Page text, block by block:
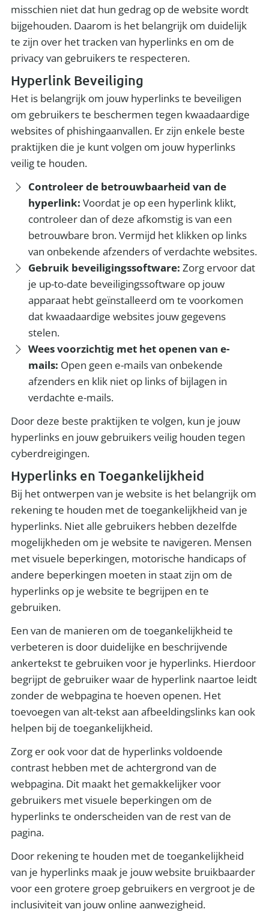
misschien niet dat hun gedrag op de website wordt
bijgehouden. Daarom is het belangrijk om duidelijk
te zijn over het tracken van hyperlinks en om de
privacy van gebruikers te respecteren.
Hyperlink Beveiliging
Het is belangrijk om jouw hyperlinks te beveiligen
om gebruikers te beschermen tegen kwaadaardige
websites of phishingaanvallen. Er zijn enkele beste
praktijken die je kunt volgen om jouw hyperlinks
veilig te houden.
Controleer de betrouwbaarheid van de
hyperlink: Voordat je op een hyperlink klikt,
controleer dan of deze afkomstig is van een
betrouwbare bron. Vermijd het klikken op links
van onbekende afzenders of verdachte websites.
Gebruik beveiligingssoftware: Zorg ervoor dat
je up-to-date beveiligingssoftware op jouw
apparaat hebt geïnstalleerd om te voorkomen
dat kwaadaardige websites jouw gegevens
stelen.
Wees voorzichtig met het openen van e-
mails: Open geen e-mails van onbekende
afzenders en klik niet op links of bijlagen in
verdachte e-mails.
Door deze beste praktijken te volgen, kun je jouw
hyperlinks en jouw gebruikers veilig houden tegen
cyberdreigingen.
Hyperlinks en Toegankelijkheid
Bij het ontwerpen van je website is het belangrijk om
rekening te houden met de toegankelijkheid van je
hyperlinks. Niet alle gebruikers hebben dezelfde
mogelijkheden om je website te navigeren. Mensen
met visuele beperkingen, motorische handicaps of
andere beperkingen moeten in staat zijn om de
hyperlinks op je website te begrijpen en te
gebruiken.
Een van de manieren om de toegankelijkheid te
verbeteren is door duidelijke en beschrijvende
ankertekst te gebruiken voor je hyperlinks. Hierdoor
begrijpt de gebruiker waar de hyperlink naartoe leidt
zonder de webpagina te hoeven openen. Het
toevoegen van alt-tekst aan afbeeldingslinks kan ook
helpen bij de toegankelijkheid.
Zorg er ook voor dat de hyperlinks voldoende
contrast hebben met de achtergrond van de
webpagina. Dit maakt het gemakkelijker voor
gebruikers met visuele beperkingen om de
hyperlinks te onderscheiden van de rest van de
pagina.
Door rekening te houden met de toegankelijkheid
van je hyperlinks maak je jouw website bruikbaarder
voor een grotere groep gebruikers en vergroot je de
inclusiviteit van jouw online aanwezigheid.